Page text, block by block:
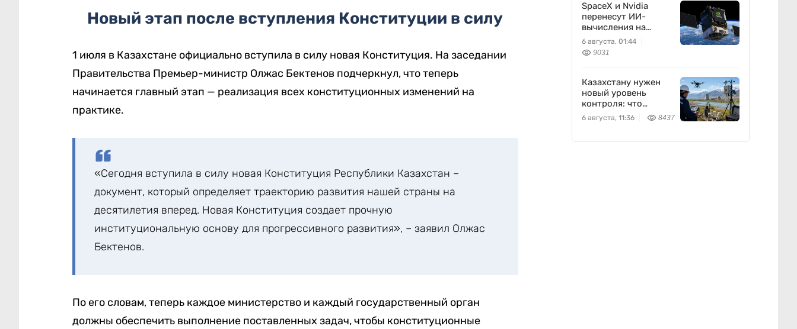
Новый этап после вступления Конституции в силу
1 июля в Казахстане официально вступила в силу новая Конституция. На заседании
Правительства Премьер-министр Олжас Бектенов подчеркнул, что теперь
начинается главный этап — реализация всех конституционных изменений на
практике.
«Сегодня вступила в силу новая Конституция Республики Казахстан –
документ, который определяет траекторию развития нашей страны на
десятилетия вперед. Новая Конституция создает прочную
институциональную основу для прогрессивного развития», – заявил Олжас
Бектенов.
По его словам, теперь каждое министерство и каждый государственный орган
должны обеспечить выполнение поставленных задач, чтобы конституционные
SpaceX и Nvidia
перенесут ИИ-
вычисления на
орбиту
6 августа, 01:44
9031
Казахстану нужен
новый уровень
контроля: что
предлагают ученые
на фоне развития
6 августа, 11:36 8437